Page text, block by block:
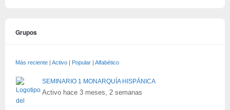
Grupos
Más reciente Activo Popular Alfabético
SEMINARIO 1 MONARQUÍA HISPÁNICA
Activo hace 3 meses, 2 semanas